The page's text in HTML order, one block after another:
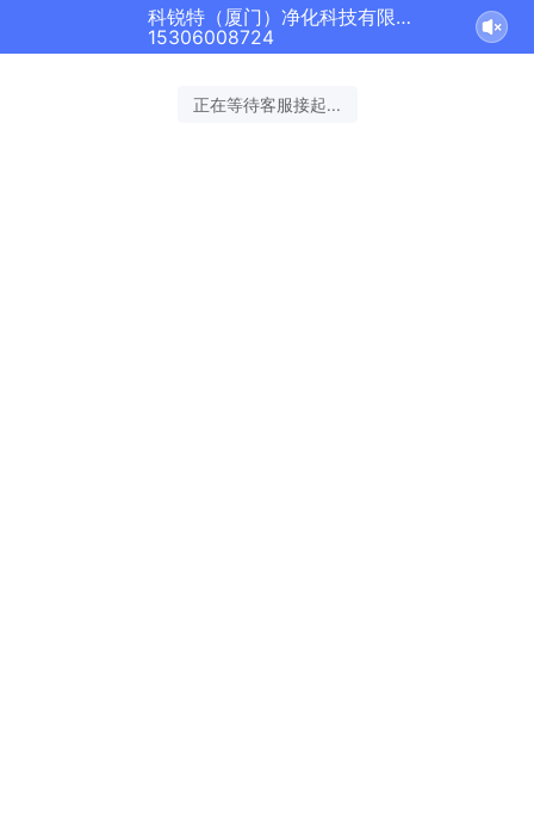
科锐特（厦门）净化科技有限公司正在为您服务
15306008724
正在等待客服接起...